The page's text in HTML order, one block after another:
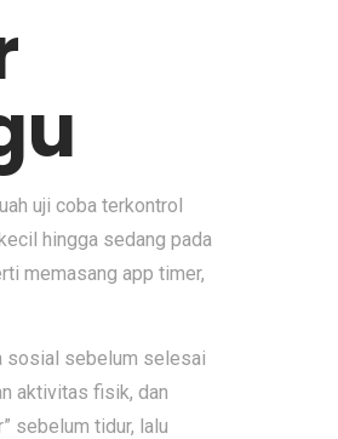
uji coba terkontrol
hingga sedang pada
memasang app timer,
sosial sebelum selesai
aktivitas fisik, dan
sebelum tidur, lalu